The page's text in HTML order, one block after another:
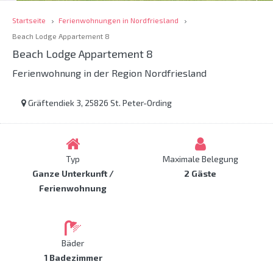
Startseite
Ferienwohnungen in Nordfriesland
Beach Lodge Appartement 8
Beach Lodge Appartement 8
Ferienwohnung in der Region Nordfriesland
Gräftendiek 3, 25826 St. Peter-Ording
Typ
Ganze Unterkunft /
Ferienwohnung
Maximale Belegung
2 Gäste
Bäder
1 Badezimmer